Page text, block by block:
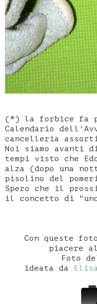
(*) la forbice fa
Calendario
cancelleria
Noi siamo avanti
tempi visto che
alza (dopo una
pisolino del
Spero che il
il concetto di
Con queste
piacere
Foto
ideata da